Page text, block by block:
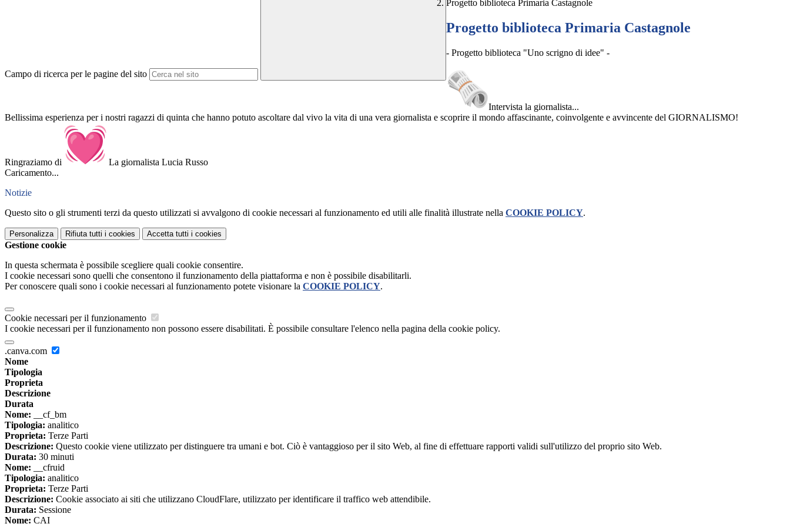
Campo di ricerca per le pagine del sito
Progetto biblioteca Primaria Castagnole
Progetto biblioteca Primaria Castagnole
- Progetto biblioteca "Uno scrigno di idee" -
Intervista la giornalista...
Bellissima esperienza per i nostri ragazzi di quinta che hanno potuto ascoltare dal vivo la vita di una vera giornalista e scoprire il mondo affascinante, coinvolgente e avvincente del GIORNALISMO!
Ringraziamo di
La giornalista Lucia Russo
Caricamento...
Notizie
Questo sito o gli strumenti terzi da questo utilizzati si avvalgono di cookie necessari al funzionamento ed utili alle finalità illustrate nella COOKIE POLICY.
Personalizza Rifiuta tutti i cookies Accetta tutti i cookies
Gestione cookie
In questa schermata è possibile scegliere quali cookie consentire.
I cookie necessari sono quelli che consentono il funzionamento della piattaforma e non è possibile disabilitarli.
Per conoscere quali sono i cookie necessari al funzionamento potete visionare la COOKIE POLICY.
Cookie necessari per il funzionamento
I cookie necessari per il funzionamento non possono essere disabilitati. È possibile consultare l'elenco nella pagina della cookie policy.
.canva.com
Nome
Tipologia
Proprieta
Descrizione
Durata
Nome: __cf_bm
Tipologia: analitico
Proprieta: Terze Parti
Descrizione: Questo cookie viene utilizzato per distinguere tra umani e bot. Ciò è vantaggioso per il sito Web, al fine di effettuare rapporti validi sull'utilizzo del proprio sito Web.
Durata: 30 minuti
Nome: __cfruid
Tipologia: analitico
Proprieta: Terze Parti
Descrizione: Cookie associato ai siti che utilizzano CloudFlare, utilizzato per identificare il traffico web attendibile.
Durata: Sessione
Nome: CAI